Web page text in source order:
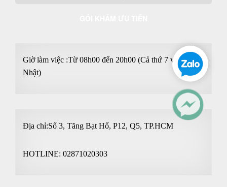
Giờ làm việc :Từ 08h00 đến 20h00 (Cả thứ 7 và Chủ
Nhật)
Địa chỉ:Số 3, Tăng Bạt Hổ, P12, Q5, TP.HCM
HOTLINE: 02871020303